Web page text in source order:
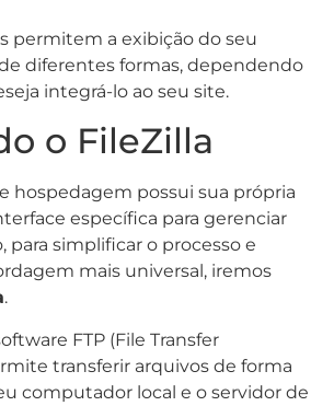
permitem a exibição do seu
diferentes formas, dependendo
integrá-lo ao seu site.
o FileZilla
hospedagem possui sua própria
específica para gerenciar
para simplificar o processo e
mais universal, iremos
.
FTP (File Transfer
transferir arquivos de forma
computador local e o servidor de